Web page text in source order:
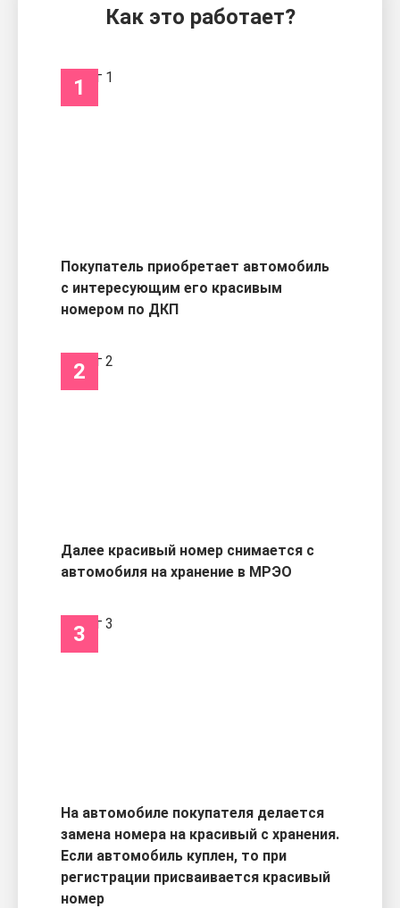
Как это работает?
1
Покупатель приобретает автомобиль
с интересующим его красивым
номером по ДКП
2
Далее красивый номер снимается с
автомобиля на хранение в МРЭО
3
На автомобиле покупателя делается
замена номера на красивый с хранения.
Если автомобиль куплен, то при
регистрации присваивается красивый
номер